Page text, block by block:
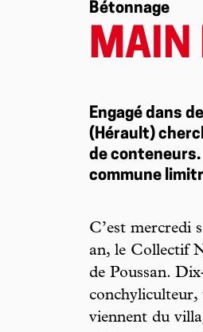
Bétonnage
MAIN
Engagé dans
(Hérault)
de conteneurs.
commune
C’est mercredi
an, le Collectif
de Poussan.
conchyliculteur,
viennent du